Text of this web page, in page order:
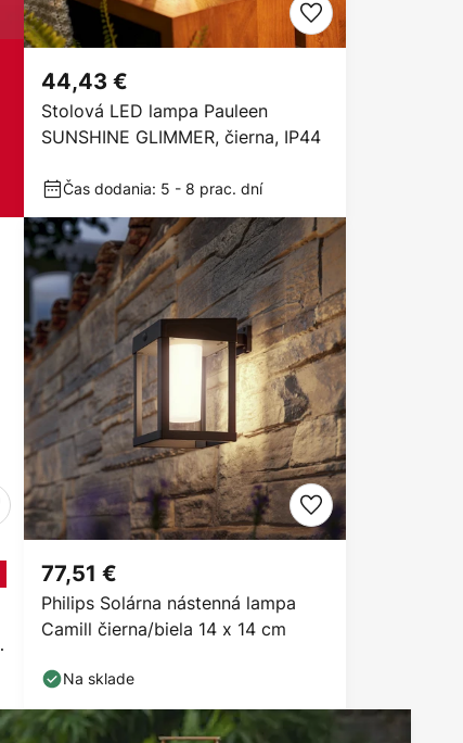
Stolová LED lampa Pauleen
SUNSHINE GLIMMER, čierna, IP44
44,43 €
Čas dodania: 5 - 8 prac. dní
Philips Solárna nástenná lampa
Camill čierna/biela 14 x 14 cm
77,51 €
Na sklade